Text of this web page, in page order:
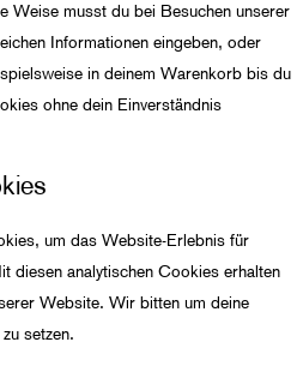
Weise musst du bei Besuchen unserer
Informationen eingeben, oder
in deinem Warenkorb bis du
ohne dein Einverständnis
um das Website-Erlebnis für
diesen analytischen Cookies erhalten
Website. Wir bitten um deine
setzen.